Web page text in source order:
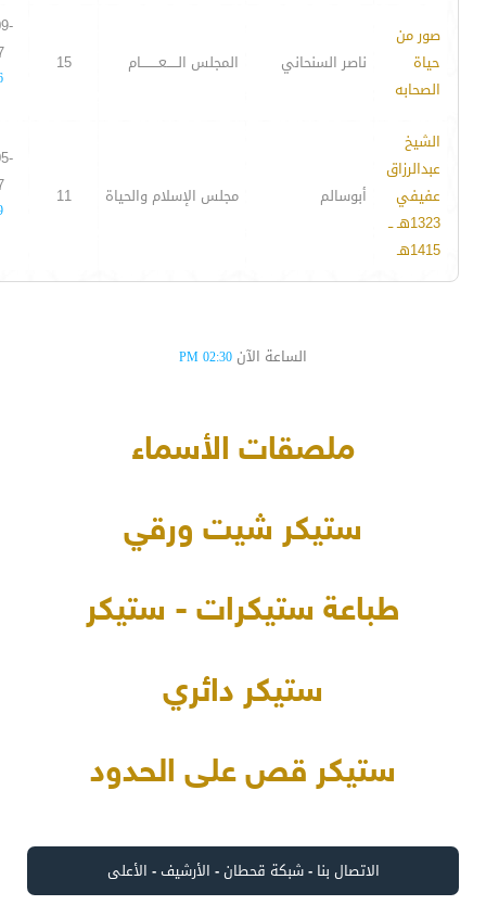
صور من
حياة
الصحابه
ناصر السنحاني المجلس الـــــعــــــــام 15
الشيخ
عبدالرزاق
عفيفي
1323هـ ــ
1415هـ
أبوسالم مجلس الإسلام والحياة 11
الساعة الآن 02:30 PM
ملصقات الأسماء
ستيكر شيت ورقي
طباعة ستيكرات - ستيكر
ستيكر دائري
ستيكر قص على الحدود
الاتصال بنا -شبكة قحطان- الأرشيف- الأعلى